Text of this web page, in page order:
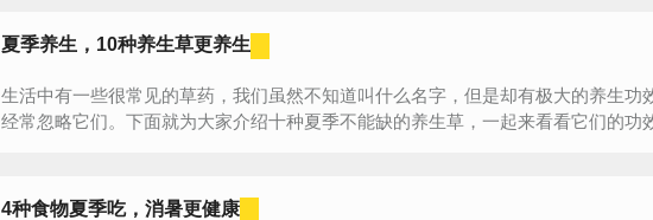
夏季养生，10种养生草更养生
生活中有一些很常见的草药，我们虽然不知道叫什么名字，但是却有极大的养生功
经常忽略它们。下面就为大家介绍十种夏季不能缺的养生草，一起来看看它们的功
4种食物夏季吃，消暑更健康